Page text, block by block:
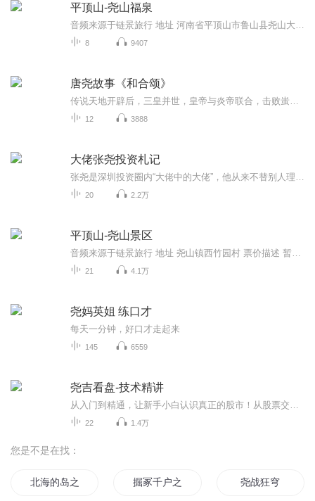
平顶山-尧山福泉
8 9407
唐尧故事《和合颂》
12 3888
大佬张尧投资札记
20 2.2万
平顶山-尧山景区
21 4.1万
尧妈英姐 练口才
每天一分钟，好口才走起来
145 6559
尧吉看盘-技术精讲
22 1.4万
您是不是在找：
北海的岛之尧帝学院 掘冢千户之尧朝仙宫 尧战狂穹